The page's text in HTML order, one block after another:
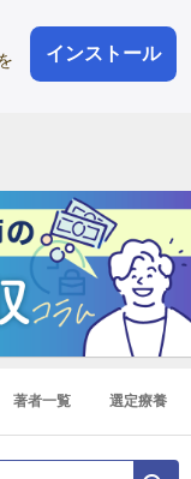
インストール
登録
登録1分
著者一覧 選定療養